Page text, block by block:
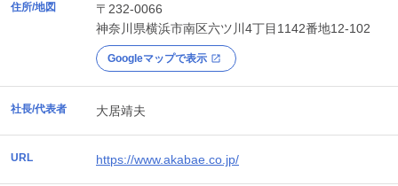
住所/地図
〒232-0066
神奈川県横浜市南区六ツ川4丁目1142番地12-102
Googleマップで表示
社長/代表者 大居靖夫
URL https://www.akabae.co.jp/